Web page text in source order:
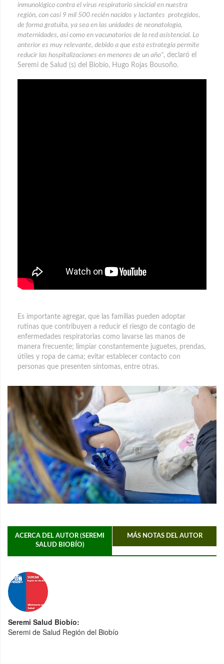
inmunológico contra el virus respiratorio sincicial en nuestra
región, con casi 9 mil 500 recién nacidos y lactantes protegidos,
de forma gratuita, ya sea en las unidades de neonatología,
maternidades, así como en vacunatorios de la red asistencial. Lo
anterior es muy relevante, debido a que esta estrategia permite
reducir las hospitalizaciones en menores de un año”, declaró el
Seremi de Salud (s) del Biobío, Hugo Rojas Bousoño.
Es importante agregar, que las familias pueden adoptar
rutinas que contribuyen a reducir el riesgo de contagio de
enfermedades respiratorias como lavarse las manos de
manera frecuente; limpiar constantemente juguetes, prendas,
útiles y ropa de cama; evitar establecer contacto con
personas que presenten síntomas, entre otras.
ACERCA DEL AUTOR (SEREMI
SALUD BIOBÍO)
MÁS NOTAS DEL AUTOR
Seremi Salud Biobío:
Seremi de Salud Región del Biobío